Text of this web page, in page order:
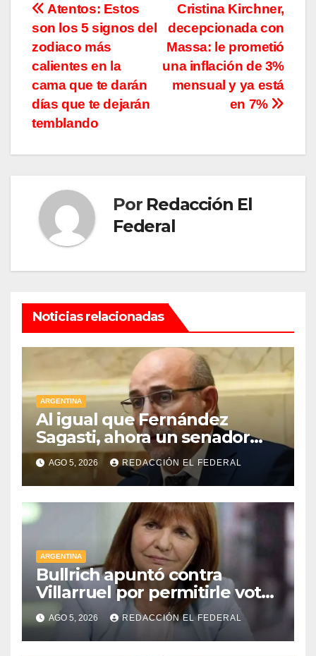
Navegación
de
entradas
Cristina Kirchner,
decepcionada con
Massa: le prometió
una inflación de 3%
mensual y ya está
en 7%
Atentos: Estos
son los 5 signos del
zodiaco más
calientes en la
cama que te darán
días que te dejarán
temblando
Por Redacción El
Federal
Noticias relacionadas
ARGENTINA
Al igual que Fernández
Sagasti, ahora un senador
radical pidió votar en forma
remota
AGO 5, 2026 REDACCIÓN EL FEDERAL
ARGENTINA
Bullrich apuntó contra
Villarruel por permitirle votar
a distancia a una senadora
kirchnerista: “Es un
mamarracho”
AGO 5, 2026 REDACCIÓN EL FEDERAL